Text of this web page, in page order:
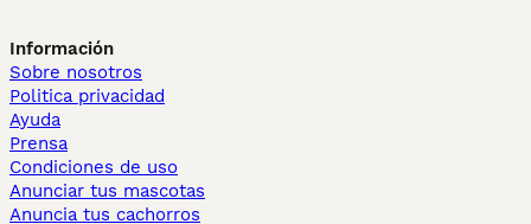
Información
Sobre nosotros
Politica privacidad
Ayuda
Prensa
Condiciones de uso
Anunciar tus mascotas
Anuncia tus cachorros